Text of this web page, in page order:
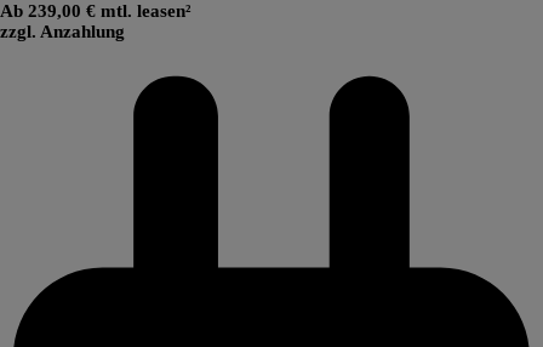
Ab 239,00 € mtl. leasen²
zzgl. Anzahlung